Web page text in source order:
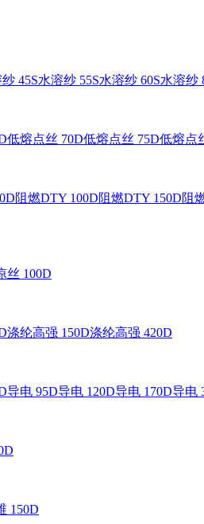
45S水溶纱 55S水溶纱 60S水溶纱
低熔点丝 70D低熔点丝 75D低熔点
阻燃DTY 100D阻燃DTY 150D阻
丝 100D
涤纶高强 150D涤纶高强 420D
导电 95D导电 120D导电 170D导电
150D